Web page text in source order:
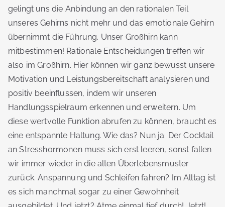
gelingt uns die Anbindung an den rationalen Teil
unseres Gehirns nicht mehr und das emotionale Gehirn
übernimmt die Führung. Unser Großhirn kann
mitbestimmen! Rationale Entscheidungen treffen wir
also im Großhirn. Hier können wir ganz bewusst unsere
Motivation und Leistungsbereitschaft analysieren und
positiv beeinflussen, indem wir unseren
Handlungsspielraum erkennen und erweitern. Um
diese wertvolle Funktion abrufen zu können, braucht es
eine entspannte Haltung. Wie das? Nun ja: Der Cocktail
an Stresshormonen muss sich erst leeren, sonst fallen
wir immer wieder in die alten Überlebensmuster
zurück. Anspannung und Schleifen fahren? Im Alltag ist
es sich manchmal sogar zu einer Gewohnheit